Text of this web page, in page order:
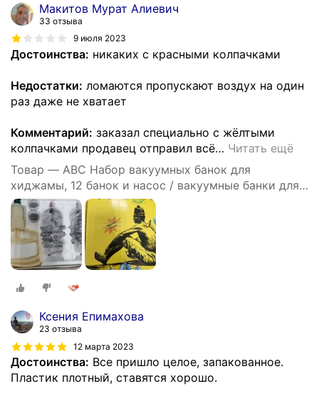
Макитов Мурат Алиевич
33 отзыва
9 июля 2023
Достоинства: никаких с красными колпачками
Недостатки: ломаются пропускают воздух на один
раз даже не хватает
Комментарий: заказал специально с жёлтыми
колпачками продавец отправил всё… Читать ещё
Товар — ABC Набор вакуумных банок для
хиджамы, 12 банок и насос / вакуумные банки для
массажа.
Ксения Епимахова
23 отзыва
12 марта 2023
Достоинства: Все пришло целое, запакованное.
Пластик плотный, ставятся хорошо.